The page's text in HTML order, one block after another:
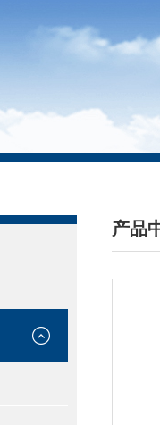
产品
/